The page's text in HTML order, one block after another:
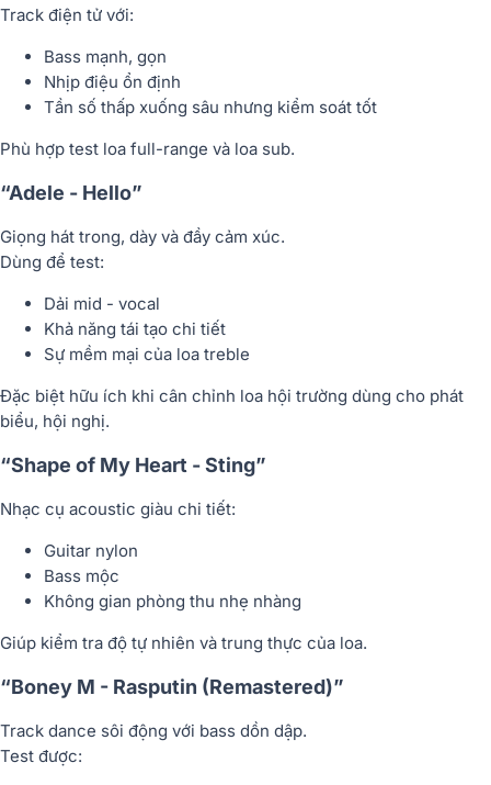
Track điện tử với:
Bass mạnh, gọn
Nhịp điệu ổn định
Tần số thấp xuống sâu nhưng kiểm soát tốt
Phù hợp test loa full-range và loa sub.
“Adele - Hello”
Giọng hát trong, dày và đầy cảm xúc.
Dùng để test:
Dải mid - vocal
Khả năng tái tạo chi tiết
Sự mềm mại của loa treble
Đặc biệt hữu ích khi cân chỉnh loa hội trường dùng cho phát
biểu, hội nghị.
“Shape of My Heart - Sting”
Nhạc cụ acoustic giàu chi tiết:
Guitar nylon
Bass mộc
Không gian phòng thu nhẹ nhàng
Giúp kiểm tra độ tự nhiên và trung thực của loa.
“Boney M - Rasputin (Remastered)”
Track dance sôi động với bass dồn dập.
Test được: